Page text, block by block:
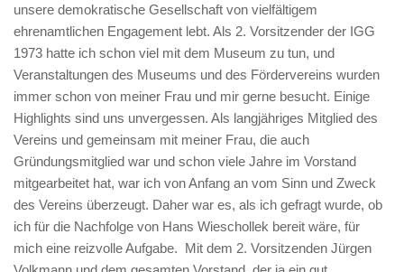
unsere demokratische Gesellschaft von vielfältigem
ehrenamtlichen Engagement lebt. Als 2. Vorsitzender der IGG
1973 hatte ich schon viel mit dem Museum zu tun, und
Veranstaltungen des Museums und des Fördervereins wurden
immer schon von meiner Frau und mir gerne besucht. Einige
Highlights sind uns unvergessen. Als langjähriges Mitglied des
Vereins und gemeinsam mit meiner Frau, die auch
Gründungsmitglied war und schon viele Jahre im Vorstand
mitgearbeitet hat, war ich von Anfang an vom Sinn und Zweck
des Vereins überzeugt. Daher war es, als ich gefragt wurde, ob
ich für die Nachfolge von Hans Wieschollek bereit wäre, für
mich eine reizvolle Aufgabe. Mit dem 2. Vorsitzenden Jürgen